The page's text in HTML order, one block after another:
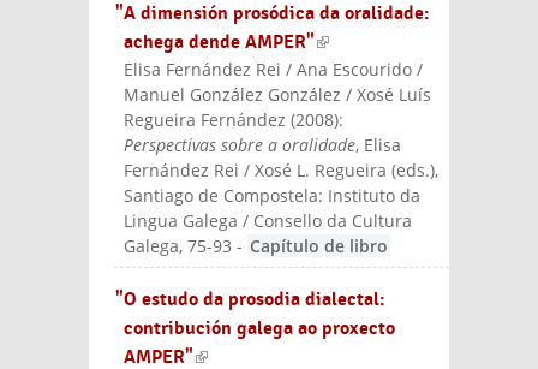
"A dimensión prosódica da oralidade:
achega dende AMPER"(link is external)
Elisa Fernández Rei / Ana Escourido /
Manuel González González / Xosé Luís
Regueira Fernández (2008):
Perspectivas sobre a oralidade, Elisa
Fernández Rei / Xosé L. Regueira (eds.),
Santiago de Compostela: Instituto da
Lingua Galega / Consello da Cultura
Galega, 75-93 - Capítulo de libro
"O estudo da prosodia dialectal:
contribución galega ao proxecto
AMPER"(link is external)